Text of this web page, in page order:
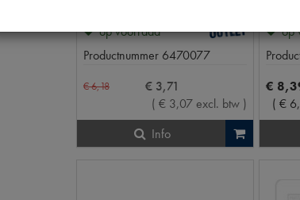
op voorraad
Productnummer 6470077
€6,18 € 3,71
( € 3,07 excl. btw )
Info
op
€ 8,
( € 6,